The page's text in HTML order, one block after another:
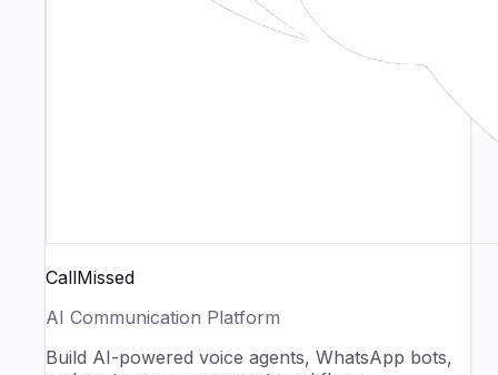
CallMissed
AI Communication Platform
Build AI-powered voice agents, WhatsApp bots,